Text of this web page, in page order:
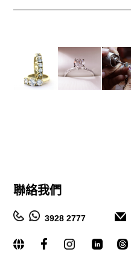
聯絡我們
3928 2777